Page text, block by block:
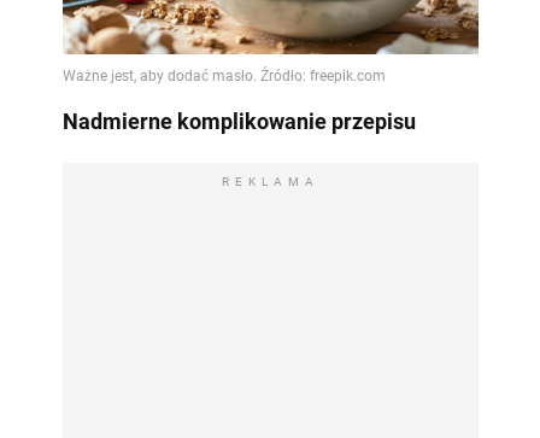
Nadmierne komplikowanie przepisu
REKLAMA